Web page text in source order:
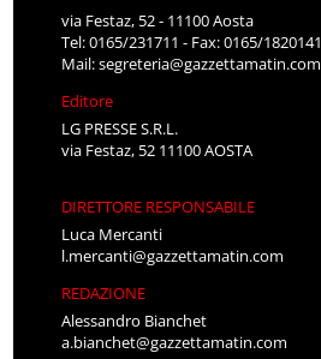
via Festaz, 52 - 11100 Aosta
Tel: 0165/231711 - Fax: 0165/1820141
Mail:segreteria@gazzettamatin.com
Editore
LG PRESSE S.R.L.
via Festaz, 52 11100 AOSTA
DIRETTORE RESPONSABILE
Luca Mercanti
l.mercanti@gazzettamatin.com
REDAZIONE
Alessandro Bianchet
a.bianchet@gazzettamatin.com